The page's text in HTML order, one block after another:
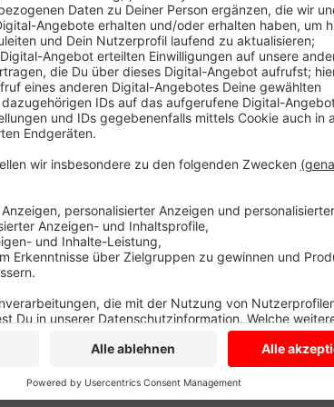
Für die Feuerwehr zählt dann jede Sekunde. Es ist
direkt an die Hydranten im Boden anschließen
dass das aber nur geht, wenn sie nicht
Hydranten zu reinigen, indem sie sie zum Beispiel
weißen Hinweisschilder mit rotem Rand
spitzen Gegenstand oder einem dünnen Stöckchen
entlangfahren und die kleinen Steinchen entfernen.
Notfall schneller öffnen.
Anzeige